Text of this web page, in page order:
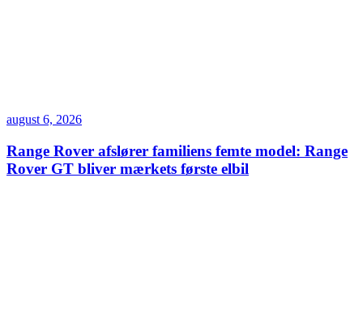
august 6, 2026
Range Rover afslører familiens femte model: Range
Rover GT bliver mærkets første elbil